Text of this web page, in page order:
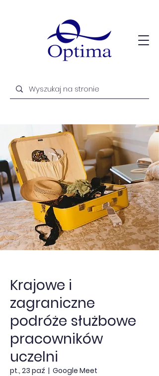
Krajowe i
zagraniczne
podróże służbowe
pracowników
uczelni
pt., 23 paź
  |
Google Meet